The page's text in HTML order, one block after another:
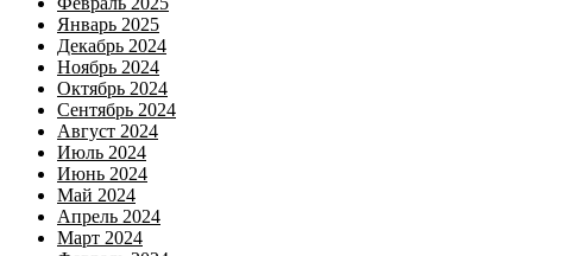
Январь 2025
Декабрь 2024
Ноябрь 2024
Октябрь 2024
Сентябрь 2024
Август 2024
Июль 2024
Июнь 2024
Май 2024
Апрель 2024
Март 2024